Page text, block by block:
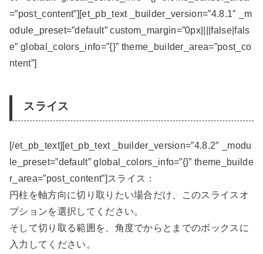
=”post_content”][et_pb_text _builder_version=”4.8.1″ _m
odule_preset=”default” custom_margin=”0px||||false|fals
e” global_colors_info=”{}” theme_builder_area=”post_co
ntent”]
スライス
[/et_pb_text][et_pb_text _builder_version=”4.8.2″ _modu
le_preset=”default” global_colors_info=”{}” theme_builde
r_area=”post_content”]スライス：
円柱を軸方向に切り取りたい場合だけ、このスライスオ
プションを選択してください。
そして切り取る範囲を、角度でからとまでのボックスに
入力してください。